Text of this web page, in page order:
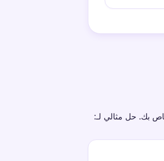
بك. حل مثالي لـ: